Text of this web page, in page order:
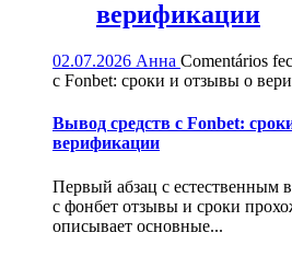
верификации
02.07.2026 Анна Comentários
с Fonbet: сроки и отзывы о
Вывод средств с Fonbet:
верификации
Первый абзац с естественным
с фонбет отзывы и сроки
описывает основные...